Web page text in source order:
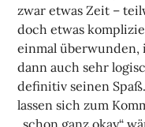
zwar etwas Zeit –
doch etwas
einmal
dann auch sehr
definitiv seinen
lassen sich zum
„schon ganz okay“